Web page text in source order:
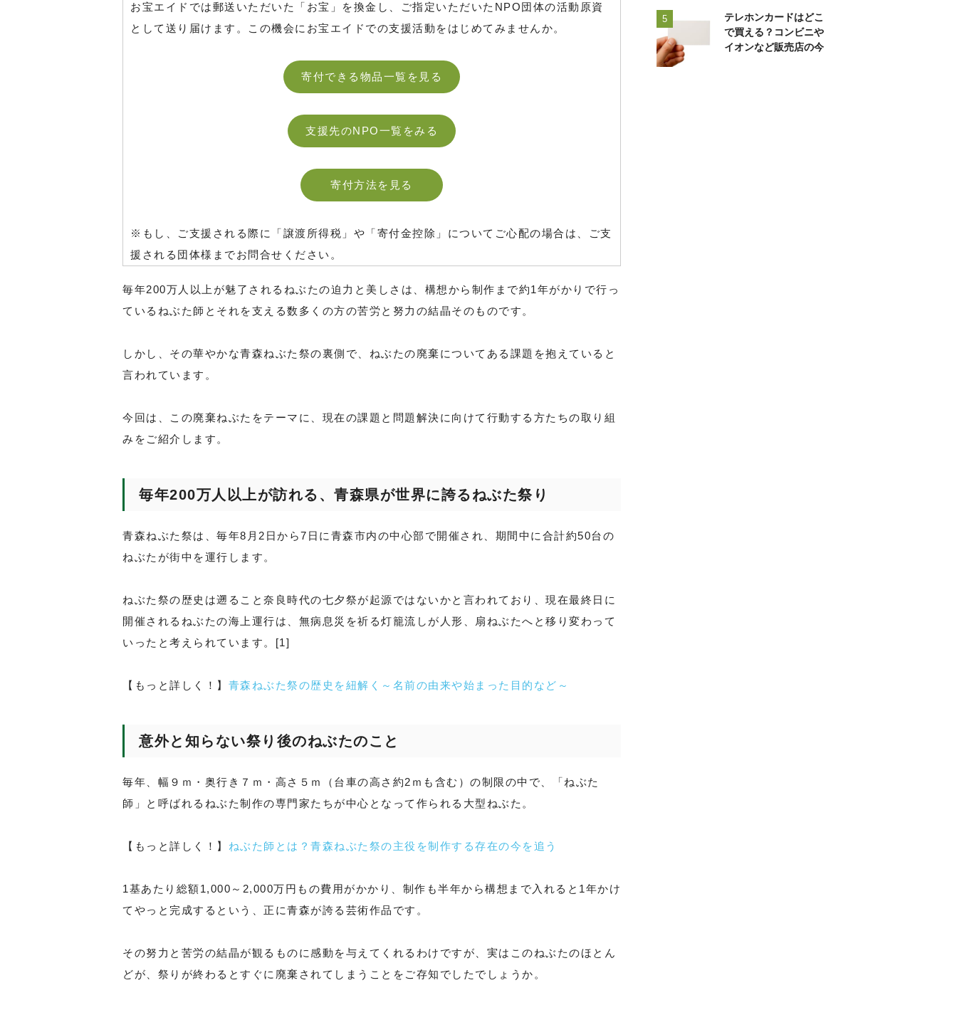
お宝エイドでは郵送いただいた「お宝」を換金し、ご指定いただいたNPO団体の活動原資
として送り届けます。この機会にお宝エイドでの支援活動をはじめてみませんか。
寄付できる物品一覧を見る
支援先のNPO一覧をみる
寄付方法を見る
※もし、ご支援される際に「譲渡所得税」や「寄付金控除」についてご心配の場合は、ご支
援される団体様までお問合せください。
毎年200万人以上が魅了されるねぶたの迫力と美しさは、構想から制作まで約1年がかりで行っ
ているねぶた師とそれを支える数多くの方の苦労と努力の結晶そのものです。
しかし、その華やかな青森ねぶた祭の裏側で、ねぶたの廃棄についてある課題を抱えていると
言われています。
今回は、この廃棄ねぶたをテーマに、現在の課題と問題解決に向けて行動する方たちの取り組
みをご紹介します。
毎年200万人以上が訪れる、青森県が世界に誇るねぶた祭り
青森ねぶた祭は、毎年8月2日から7日に青森市内の中心部で開催され、期間中に合計約50台の
ねぶたが街中を運行します。
ねぶた祭の歴史は遡ること奈良時代の七夕祭が起源ではないかと言われており、現在最終日に
開催されるねぶたの海上運行は、無病息災を祈る灯籠流しが人形、扇ねぶたへと移り変わって
いったと考えられています。[1]
【もっと詳しく！】 青森ねぶた祭の歴史を紐解く～名前の由来や始まった目的など～
意外と知らない祭り後のねぶたのこと
毎年、幅９ｍ・奥行き７ｍ・高さ５ｍ（台車の高さ約2ｍも含む）の制限の中で、「ねぶた
師」と呼ばれるねぶた制作の専門家たちが中心となって作られる大型ねぶた。
【もっと詳しく！】 ねぶた師とは？青森ねぶた祭の主役を制作する存在の今を追う
1基あたり総額1,000～2,000万円もの費用がかかり、制作も半年から構想まで入れると1年かけ
てやっと完成するという、正に青森が誇る芸術作品です。
その努力と苦労の結晶が観るものに感動を与えてくれるわけですが、実はこのねぶたのほとん
どが、祭りが終わるとすぐに廃棄されてしまうことをご存知でしたでしょうか。
5
テレホンカードはどこ
で買える？コンビニや
イオンなど販売店の今